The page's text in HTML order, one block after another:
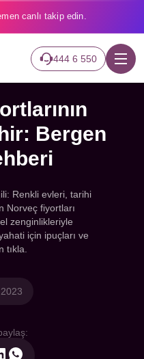
canlı takip edin.
444 6 550
Bergen
Renkli evleri, tarihi
Norveç fiyortları
zenginlikleriyle
için ipuçları ve
tıkla.